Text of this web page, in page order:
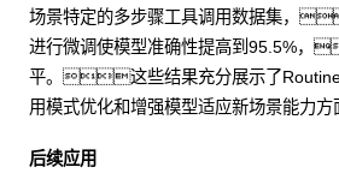
场景特定的多步骤工具调用数据集，
进行微调使模型准确性提高到95.5%，
平。这些结果充分展示了Routine
用模式优化和增强模型适应新场景能力
后续应用